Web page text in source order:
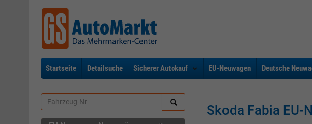
Startseite Detailsuche Sicherer Autokauf EU-Neuwagen Deutsche
Skoda Fabia EU-